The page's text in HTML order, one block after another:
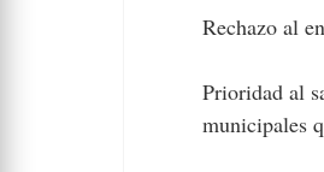
Rechazo al
Prioridad al
municipales